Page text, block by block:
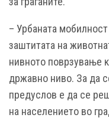
– Урбаната
заштитата на
нивното поврзување
државно ниво. За да
предуслов е да се
на населението во